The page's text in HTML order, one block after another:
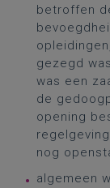
betroffen
gezegd
was een
de
opening
nog
algemeen